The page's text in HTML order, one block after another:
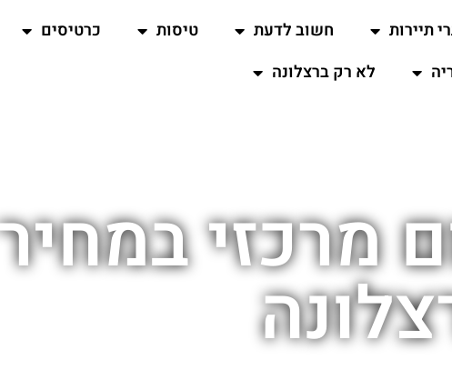
תיירות חשוב לדעת טיסות
כרטיסים
לא רק ברצלונה
מרכזי